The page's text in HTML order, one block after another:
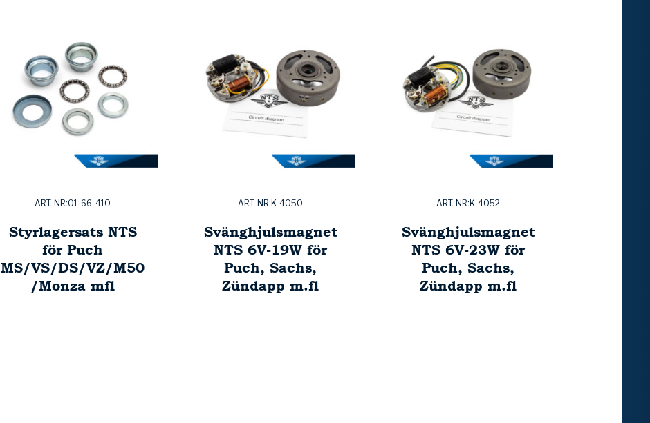
ART. NR:01-66-410
Styrlagersats NTS
för Puch
MS/VS/DS/VZ/M50
/Monza mfl
ART. NR:K-4050
Svänghjulsmagnet
NTS 6V-19W för
Puch, Sachs,
Zündapp m.fl
ART. NR:K-4052
Svänghjulsmagnet
NTS 6V-23W för
Puch, Sachs,
Zündapp m.fl